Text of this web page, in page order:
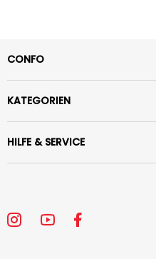
CONFO
KATEGORIEN
HILFE & SERVICE